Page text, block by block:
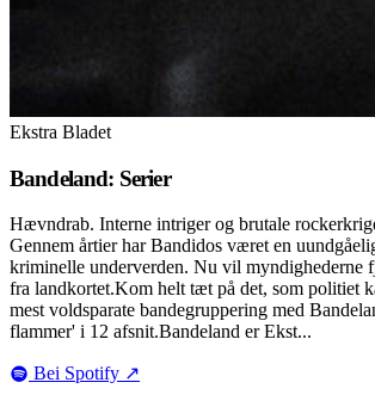
Ekstra Bladet
Bandeland: Serier
Hævndrab. Interne intriger og brutale
Gennem årtier har Bandidos været en
kriminelle underverden. Nu vil myndighederne
fra landkortet.Kom helt tæt på det, som politiet
mest voldsparate bandegruppering med
flammer' i 12 afsnit.Bandeland er Ekst...
Bei Spotify ↗